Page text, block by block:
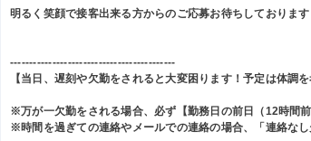
明るく笑顔で接客出来る方からのご応募お待ちしております
-------------------------------------------
【当日、遅刻や欠勤をされると大変困ります！予定は体調
※万が一欠勤をされる場合、必ず【勤務日の前日（12時間
※時間を過ぎての連絡やメールでの連絡の場合、「連絡なし